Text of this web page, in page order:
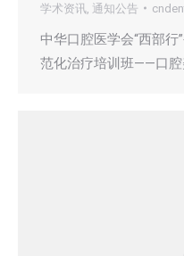
学术资讯 通知公告
中华口腔医学会“西部
范化治疗培训班——口腔